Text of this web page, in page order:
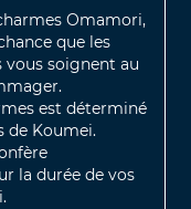
Omamori,
que les
vous soignent au
est déterminé
de Koumei.
la durée de vos